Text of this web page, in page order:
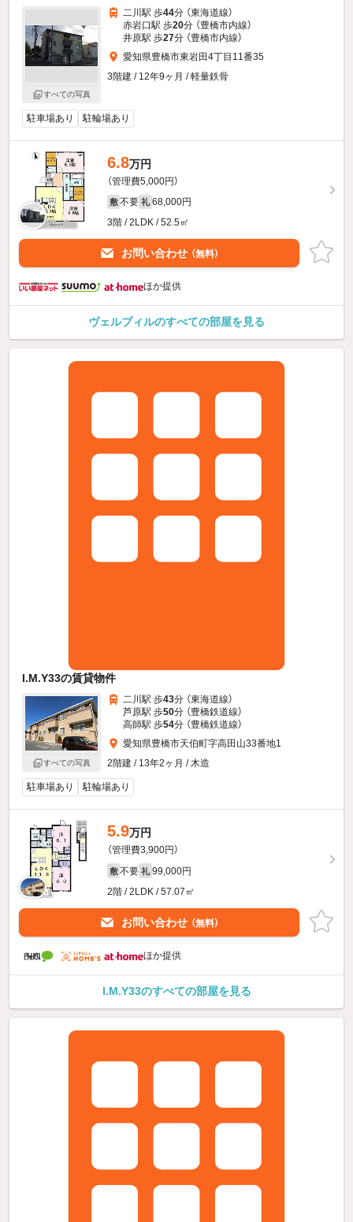
すべての写真
二川駅 歩44分 （東海道線）
赤岩口駅 歩20分 （豊橋市内線）
井原駅 歩27分 （豊橋市内線）
愛知県豊橋市東岩田4丁目11番35
3階建 / 12年9ヶ月 / 軽量鉄骨
駐車場あり 駐輪場あり
6.8万円
（管理費5,000円）
敷 不要 礼 68,000円
3階 / 2LDK / 52.5㎡
お問い合わせ （無料）
ほか提供
ヴェルブィルのすべての部屋を見る
I.M.Y33の賃貸物件
すべての写真
二川駅 歩43分 （東海道線）
芦原駅 歩50分 （豊橋鉄道線）
高師駅 歩54分 （豊橋鉄道線）
愛知県豊橋市天伯町字高田山33番地1
2階建 / 13年2ヶ月 / 木造
駐車場あり 駐輪場あり
5.9万円
（管理費3,900円）
敷 不要 礼 99,000円
2階 / 2LDK / 57.07㎡
お問い合わせ （無料）
ほか提供
I.M.Y33のすべての部屋を見る